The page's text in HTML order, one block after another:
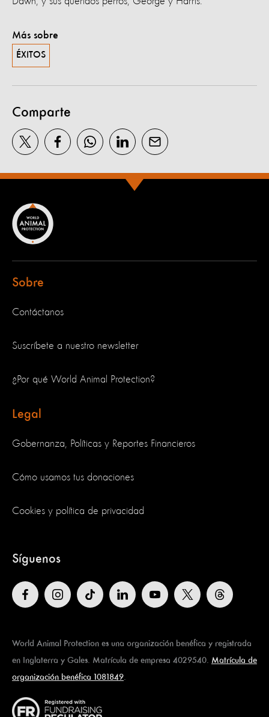
Más sobre
ÉXITOS
Comparte
Sobre
Contáctanos
Suscríbete a nuestro newsletter
¿Por qué World Animal Protection?
Legal
Gobernanza, Políticas y Reportes Financieros
Cómo usamos tus donaciones
Cookies y política de privacidad
Síguenos
World Animal Protection es una organización benéfica y registrada
en Inglaterra y Gales. Matrícula de empresa 4029540. Matrícula de
organización benéfica 1081849